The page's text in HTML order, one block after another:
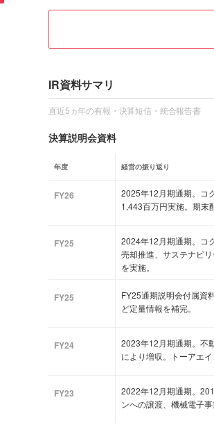
IR資料サマリ
直近5ヵ年の有報・決算短信・統合報告書
決算説明会資料
年度 経営の振り返り
FY26
2025年12月期通期。コ
1,443百万円実施。期末
FY25
2024年12月期通期。コ
売却推進、サステナビ
を実施。
FY25
FY25通期説明会付属資
ど定量情報を補完。
FY24
2023年12月期通期。不
により増収。トーアエ
FY23
2022年12月期通期。
ンへの譲渡、機械電子